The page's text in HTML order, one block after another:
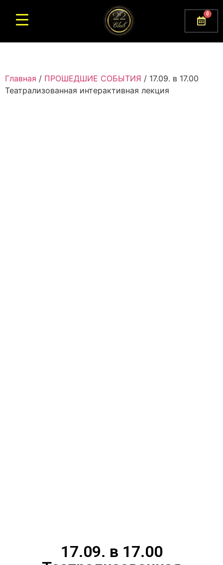
0
Главная / ПРОШЕДШИЕ СОБЫТИЯ / 17.09. в 17.00
Театрализованная интерактивная лекция
17.09. в 17.00